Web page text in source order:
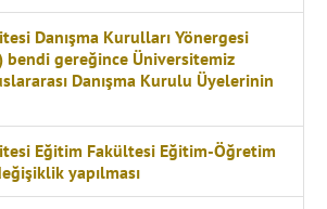
Danışma Kurulları Yönergesi
bendi gereğince Üniversitemiz
Danışma Kurulu Üyelerinin
Eğitim Fakültesi Eğitim-Öğretim
yapılması